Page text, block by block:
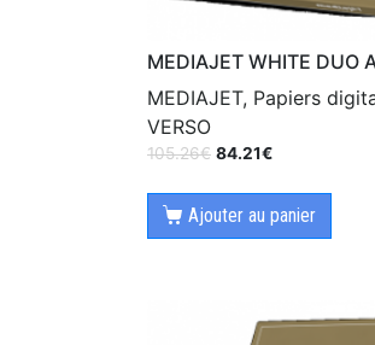
MEDIAJET WHITE DUO
MEDIAJET, Papiers
VERSO
105.26€ 84.21€
Ajouter au panier